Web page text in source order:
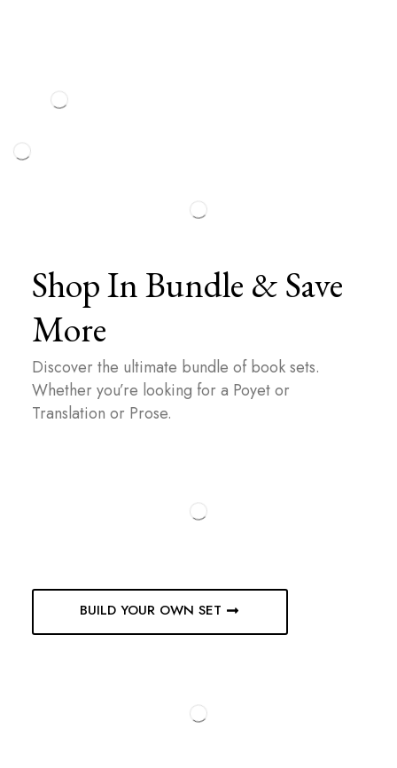
Shop In Bundle & Save
More
Discover the ultimate bundle of book sets.
Whether you’re looking for a Poyet or
Translation or Prose.
BUILD YOUR OWN SET